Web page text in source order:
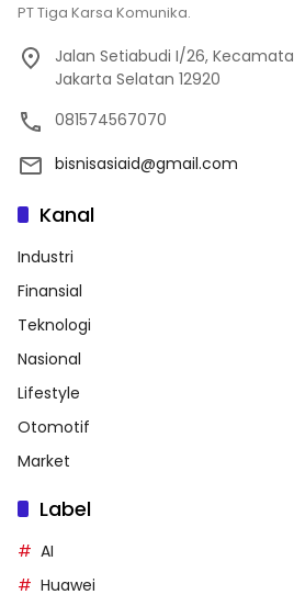
PT Tiga Karsa Komunika.
Jalan Setiabudi I/26,
Jakarta Selatan 12920
081574567070
bisnisasiaid@gmail.com
Kanal
Industri
Finansial
Teknologi
Nasional
Lifestyle
Otomotif
Market
Label
AI
Huawei